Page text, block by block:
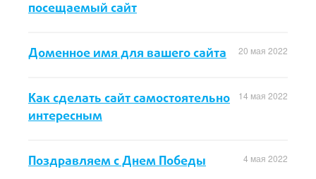
посещаемый сайт
20 мая 2022
Доменное имя для вашего сайта
14 мая 2022
Как сделать сайт самостоятельно
интересным
4 мая 2022
Поздравляем с Днем Победы